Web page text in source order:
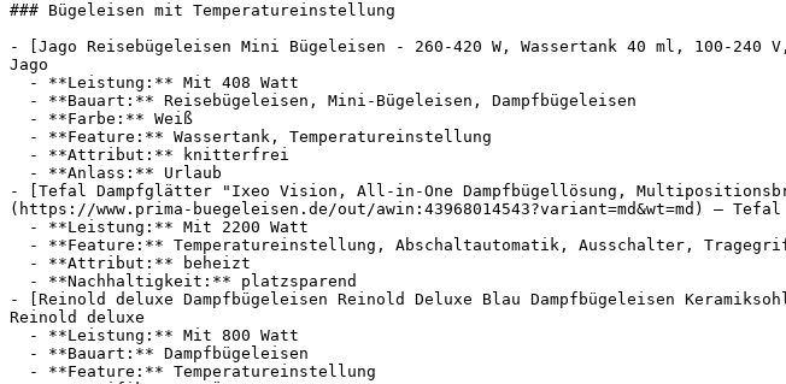
### Bügeleisen mit Temperatureinstellung
- [Jago Reisebügeleisen Mini Bügeleisen - 260-420 W, Wassertank 40 ml, 100-240
Jago
- [Tefal Dampfglätter "Ixeo Vision, All-in-One Dampfbügellösung,
(https://www.prima-buegeleisen.de/out/awin:43968014543?variant=md&wt=md) — Tefal
- [Reinold deluxe Dampfbügeleisen Reinold Deluxe Blau Dampfbügeleisen
Reinold deluxe